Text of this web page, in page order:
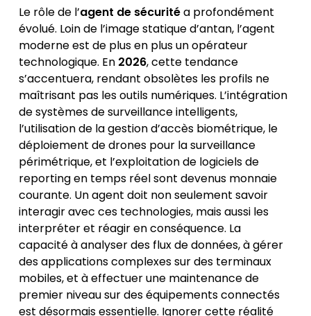
Le rôle de l’agent de sécuritéa profondément
évolué. Loin de l’image statique d’antan, l’agent
moderne est de plus en plus un opérateur
technologique. En 2026, cette tendance
s’accentuera, rendant obsolètes les profils ne
maîtrisant pas les outils numériques. L’intégration
de systèmes de surveillance intelligents,
l’utilisation de la gestion d’accès biométrique, le
déploiement de drones pour la surveillance
périmétrique, et l’exploitation de logiciels de
reporting en temps réel sont devenus monnaie
courante. Un agent doit non seulement savoir
interagir avec ces technologies, mais aussi les
interpréter et réagir en conséquence. La
capacité à analyser des flux de données, à gérer
des applications complexes sur des terminaux
mobiles, et à effectuer une maintenance de
premier niveau sur des équipements connectés
est désormais essentielle. Ignorer cette réalité